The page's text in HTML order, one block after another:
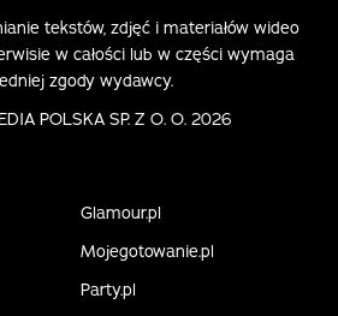
tekstów, zdjęć i materiałów wideo
w całości lub w części wymaga
zgody wydawcy.
POLSKA SP. Z O. O. 2026
Glamour.pl
Mojegotowanie.pl
Party.pl